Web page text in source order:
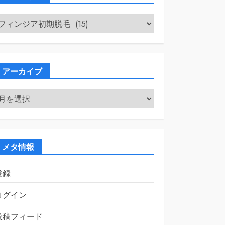
アーカイブ
ア
メタ情報
録
グイン
稿フィード